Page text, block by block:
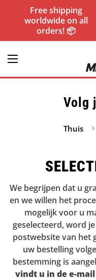
Free shipping
worldwide on all
orders! 📦
Volg
Thuis
We begrijpen dat u
en we willen het
mogelijk voor u
geselecteerd, word
postwebsite van het
uw bestelling
bestemming is
vindt u in de e-